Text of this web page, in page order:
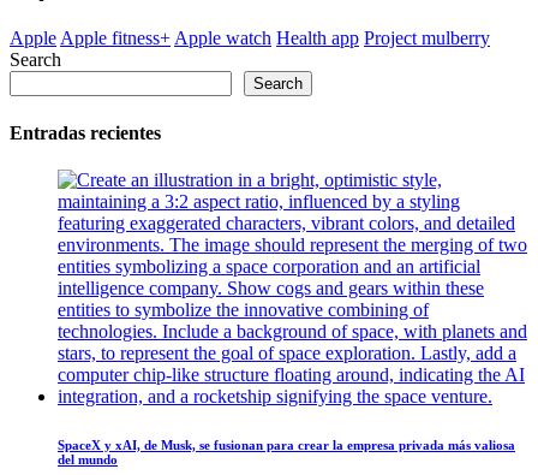
Apple Apple fitness+ Apple watch Health app Project mulberry
Search
Search
Entradas recientes
SpaceX y xAI, de Musk, se fusionan para crear la empresa privada más valiosa
del mundo